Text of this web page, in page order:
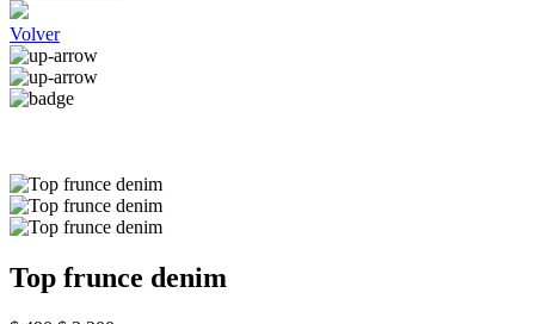
Volver
Top frunce denim